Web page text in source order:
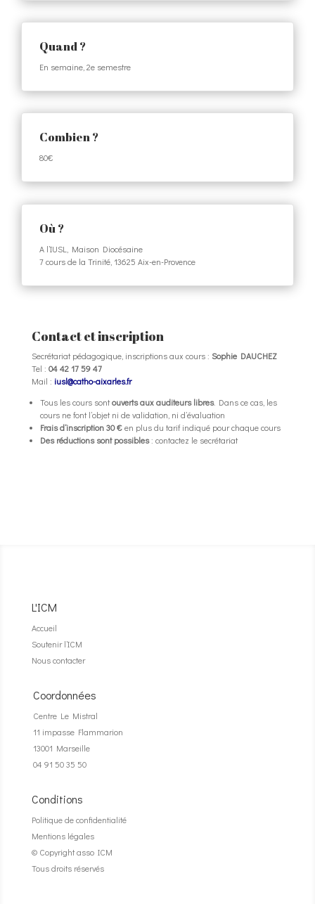
Quand ?
En semaine, 2e semestre
Combien ?
80€
Où ?
A l’IUSL, Maison Diocésaine
7 cours de la Trinité, 13625 Aix-en-Provence
Contact et inscription
Secrétariat pédagogique, inscriptions aux cours : Sophie DAUCHEZ
Tel : 04 42 17 59 47
Mail : iusl@catho-aixarles.fr
Tous les cours sontouverts aux auditeurs libres. Dans ce cas, les
cours ne font l’objet ni de validation, ni d’évaluation
Frais d’inscription 30 €en plus du tarif indiqué pour chaque cours
Des réductions sont possibles: contactez le secrétariat
L'ICM
Accueil
Soutenir l’ICM
Nous contacter
Coordonnées
Centre Le Mistral
11 impasse Flammarion
13001 Marseille
04 91 50 35 50
Conditions
Politique de confidentialité
Mentions légales
© Copyright asso ICM
Tous droits réservés